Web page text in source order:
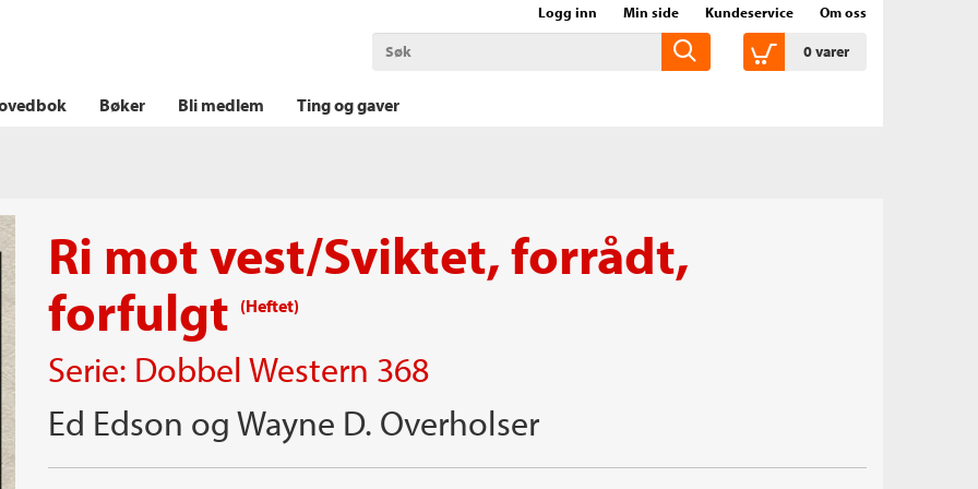
Logg inn Min side Kundeservice Om oss
0varer
Bøker Bli medlem Ting og gaver
Ri mot vest/Sviktet, forrådt,
forfulgt (Heftet)
Serie: Dobbel Western 368
Ed Edson og Wayne D. Overholser